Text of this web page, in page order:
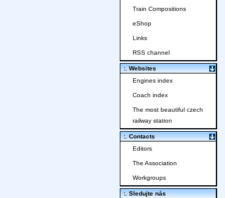
Train Compositions
eShop
Links
RSS channel
:. Websites
Engines index
Coach index
The most beautiful czech
railway station
:. Contacts
Editors
The Association
Workgroups
:. Sledujte nás